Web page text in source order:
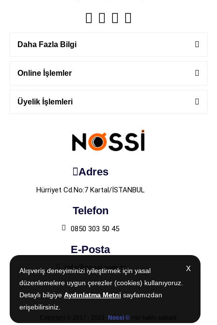
X
Alışveriş deneyiminizi iyileştirmek için yasal
düzenlemelere uygun çerezler (cookies) kullanıyoruz.
Detaylı bilgiye Aydınlatma Metni sayfamızdan
erişebilirsiniz.
Daha Fazla Bilgi
Online İşlemler
Üyelik İşlemleri
Adres
Hürriyet Cd.No:7 Kartal/İSTANBUL
Telefon
0850 303 50 45
E-Posta
info@nossi.com.tr X
Alışveriş deneyiminizi iyileştirmek için yasal
düzenlemelere uygun çerezler (cookies) kullanıyoruz.
Detaylı bilgiye Aydınlatma Metni sayfamızdan
erişebilirsiniz.
Nossi ©